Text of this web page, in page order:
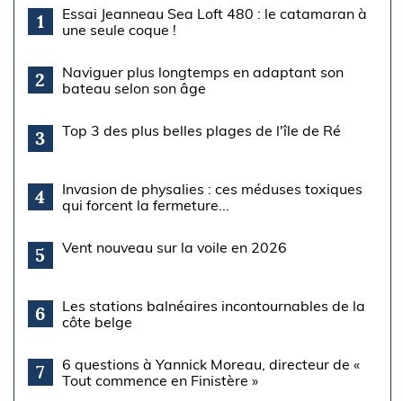
1
Essai Jeanneau Sea Loft 480 : le catamaran à
une seule coque !
2
Naviguer plus longtemps en adaptant son
bateau selon son âge
3 Top 3 des plus belles plages de l'île de Ré
4
Invasion de physalies : ces méduses toxiques
qui forcent la fermeture...
5 Vent nouveau sur la voile en 2026
6
Les stations balnéaires incontournables de la
côte belge
7
6 questions à Yannick Moreau, directeur de «
Tout commence en Finistère »